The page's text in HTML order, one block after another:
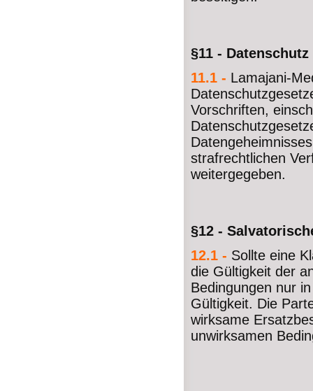
§11 - Datenschutz
11.1 - Lamajani-
Vorschriften,
strafrechtlichen
weitergegeben.
§12 -
12.1 - Sollte eine
die Gültigkeit der
Bedingungen nur
Gültigkeit. Die
wirksame
unwirksamen